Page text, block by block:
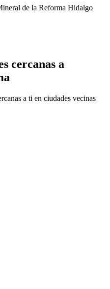
de la Reforma Hidalgo
cercanas a
a ti en ciudades vecinas